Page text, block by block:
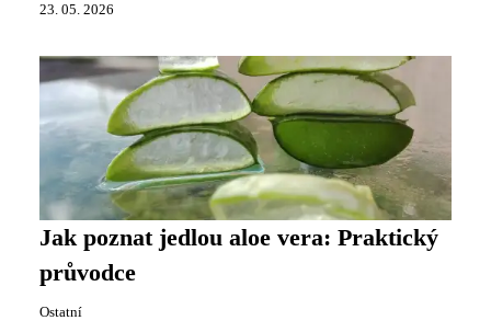
23. 05. 2026
Jak poznat jedlou aloe vera: Praktický
průvodce
Ostatní